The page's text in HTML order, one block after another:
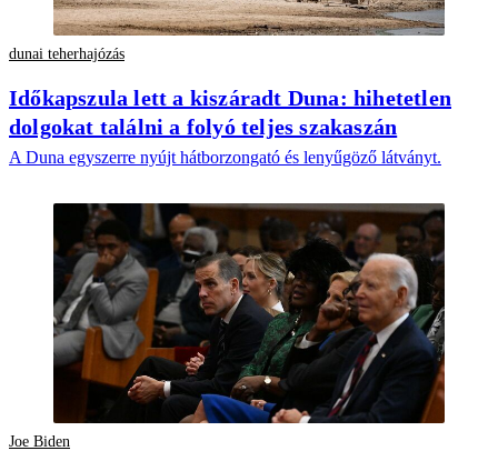
dunai teherhajózás
Időkapszula lett a kiszáradt Duna: hihetetlen
dolgokat találni a folyó teljes szakaszán
A Duna egyszerre nyújt hátborzongató és lenyűgöző látványt.
Joe Biden